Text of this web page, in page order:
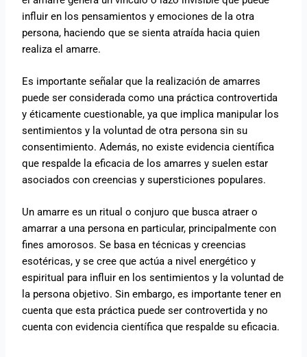
influir en los pensamientos y emociones de la otra
persona, haciendo que se sienta atraída hacia quien
realiza el amarre.
Es importante señalar que la realización de amarres
puede ser considerada como una práctica controvertida
y éticamente cuestionable, ya que implica manipular los
sentimientos y la voluntad de otra persona sin su
consentimiento. Además, no existe evidencia científica
que respalde la eficacia de los amarres y suelen estar
asociados con creencias y supersticiones populares.
Un amarre es un ritual o conjuro que busca atraer o
amarrar a una persona en particular, principalmente con
fines amorosos. Se basa en técnicas y creencias
esotéricas, y se cree que actúa a nivel energético y
espiritual para influir en los sentimientos y la voluntad de
la persona objetivo. Sin embargo, es importante tener en
cuenta que esta práctica puede ser controvertida y no
cuenta con evidencia científica que respalde su eficacia.